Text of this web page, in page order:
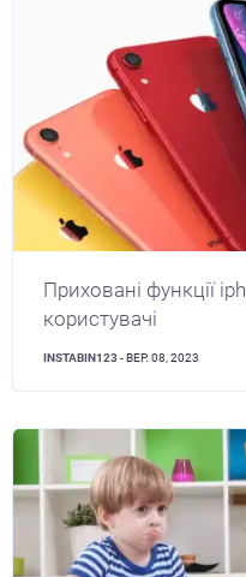
Приховані функції
користувачі
INSTABIN123 - ВЕР. 08, 2023